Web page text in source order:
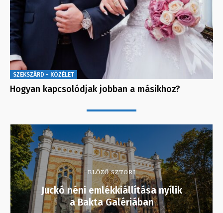
SZEKSZÁRD - KÖZÉLET
Hogyan kapcsolódjak jobban a másikhoz?
ELŐZŐ SZTORI
Juckó néni emlékkiállítása nyílik
a Bakta Galériában